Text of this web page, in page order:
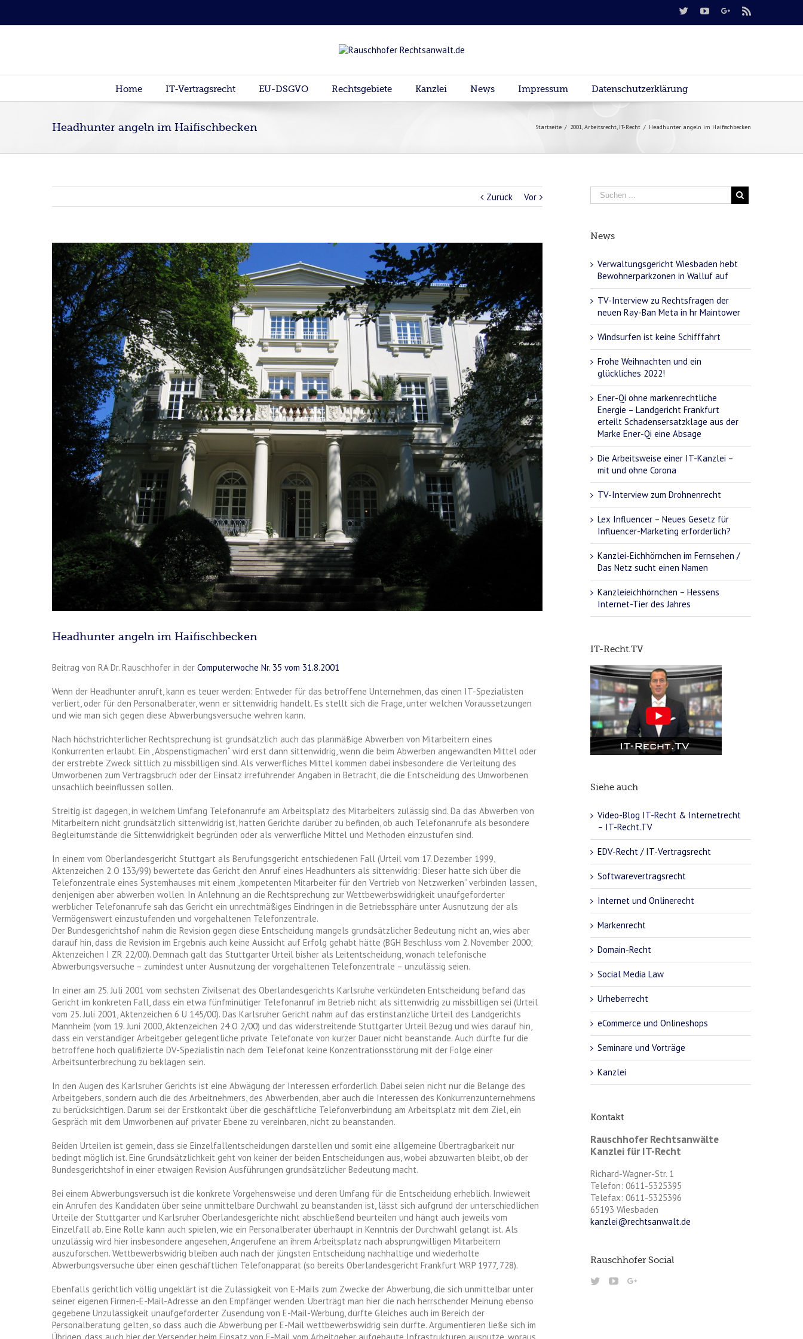
Home IT-Vertragsrecht EU-DSGVO Rechtsgebiete Kanzlei News Impressum Datenschutzerklärung
Headhunter angeln im Haifischbecken Startseite / 2001,Arbeitsrecht, IT-Recht / Headhunter angeln im Haifischbecken
Zurück Vor
Headhunter angeln im Haifischbecken
Beitrag von RA Dr. Rauschhofer in der Computerwoche Nr. 35 vom 31.8.2001
Wenn der Headhunter anruft, kann es teuer werden: Entweder für das betroffene Unternehmen, das einen IT-Spezialisten
verliert, oder für den Personalberater, wenn er sittenwidrig handelt. Es stellt sich die Frage, unter welchen Voraussetzungen
und wie man sich gegen diese Abwerbungsversuche wehren kann.
Nach höchstrichterlicher Rechtsprechung ist grundsätzlich auch das planmäßige Abwerben von Mitarbeitern eines
Konkurrenten erlaubt. Ein „Abspenstigmachen“ wird erst dann sittenwidrig, wenn die beim Abwerben angewandten Mittel oder
der erstrebte Zweck sittlich zu missbilligen sind. Als verwerfliches Mittel kommen dabei insbesondere die Verleitung des
Umworbenen zum Vertragsbruch oder der Einsatz irreführender Angaben in Betracht, die die Entscheidung des Umworbenen
unsachlich beeinflussen sollen.
Streitig ist dagegen, in welchem Umfang Telefonanrufe am Arbeitsplatz des Mitarbeiters zulässig sind. Da das Abwerben von
Mitarbeitern nicht grundsätzlich sittenwidrig ist, hatten Gerichte darüber zu befinden, ob auch Telefonanrufe als besondere
Begleitumstände die Sittenwidrigkeit begründen oder als verwerfliche Mittel und Methoden einzustufen sind.
In einem vom Oberlandesgericht Stuttgart als Berufungsgericht entschiedenen Fall (Urteil vom 17. Dezember 1999,
Aktenzeichen 2 O 133/99) bewertete das Gericht den Anruf eines Headhunters als sittenwidrig: Dieser hatte sich über die
Telefonzentrale eines Systemhauses mit einem „kompetenten Mitarbeiter für den Vertrieb von Netzwerken“ verbinden lassen,
denjenigen aber abwerben wollen. In Anlehnung an die Rechtsprechung zur Wettbewerbswidrigkeit unaufgeforderter
werblicher Telefonanrufe sah das Gericht ein unrechtmäßiges Eindringen in die Betriebssphäre unter Ausnutzung der als
Vermögenswert einzustufenden und vorgehaltenen Telefonzentrale.
Der Bundesgerichtshof nahm die Revision gegen diese Entscheidung mangels grundsätzlicher Bedeutung nicht an, wies aber
darauf hin, dass die Revision im Ergebnis auch keine Aussicht auf Erfolg gehabt hätte (BGH Beschluss vom 2. November 2000;
Aktenzeichen I ZR 22/00). Demnach galt das Stuttgarter Urteil bisher als Leitentscheidung, wonach telefonische
Abwerbungsversuche – zumindest unter Ausnutzung der vorgehaltenen Telefonzentrale – unzulässig seien.
In einer am 25. Juli 2001 vom sechsten Zivilsenat des Oberlandesgerichts Karlsruhe verkündeten Entscheidung befand das
Gericht im konkreten Fall, dass ein etwa fünfminütiger Telefonanruf im Betrieb nicht als sittenwidrig zu missbilligen sei (Urteil
vom 25. Juli 2001, Aktenzeichen 6 U 145/00). Das Karlsruher Gericht nahm auf das erstinstanzliche Urteil des Landgerichts
Mannheim (vom 19. Juni 2000, Aktenzeichen 24 O 2/00) und das widerstreitende Stuttgarter Urteil Bezug und wies darauf hin,
dass ein verständiger Arbeitgeber gelegentliche private Telefonate von kurzer Dauer nicht beanstande. Auch dürfte für die
betroffene hoch qualifizierte DV-Spezialistin nach dem Telefonat keine Konzentrationsstörung mit der Folge einer
Arbeitsunterbrechung zu beklagen sein.
In den Augen des Karlsruher Gerichts ist eine Abwägung der Interessen erforderlich. Dabei seien nicht nur die Belange des
Arbeitgebers, sondern auch die des Arbeitnehmers, des Abwerbenden, aber auch die Interessen des Konkurrenzunternehmens
zu berücksichtigen. Darum sei der Erstkontakt über die geschäftliche Telefonverbindung am Arbeitsplatz mit dem Ziel, ein
Gespräch mit dem Umworbenen auf privater Ebene zu vereinbaren, nicht zu beanstanden.
Beiden Urteilen ist gemein, dass sie Einzelfallentscheidungen darstellen und somit eine allgemeine Übertragbarkeit nur
bedingt möglich ist. Eine Grundsätzlichkeit geht von keiner der beiden Entscheidungen aus, wobei abzuwarten bleibt, ob der
Bundesgerichtshof in einer etwaigen Revision Ausführungen grundsätzlicher Bedeutung macht.
Bei einem Abwerbungsversuch ist die konkrete Vorgehensweise und deren Umfang für die Entscheidung erheblich. Inwieweit
ein Anrufen des Kandidaten über seine unmittelbare Durchwahl zu beanstanden ist, lässt sich aufgrund der unterschiedlichen
Urteile der Stuttgarter und Karlsruher Oberlandesgerichte nicht abschließend beurteilen und hängt auch jeweils vom
Einzelfall ab. Eine Rolle kann auch spielen, wie ein Personalberater überhaupt in Kenntnis der Durchwahl gelangt ist. Als
unzulässig wird hier insbesondere angesehen, Angerufene an ihrem Arbeitsplatz nach absprungwilligen Mitarbeitern
auszuforschen. Wettbewerbswidrig bleiben auch nach der jüngsten Entscheidung nachhaltige und wiederholte
Abwerbungsversuche über einen geschäftlichen Telefonapparat (so bereits Oberlandesgericht Frankfurt WRP 1977, 728).
Ebenfalls gerichtlich völlig ungeklärt ist die Zulässigkeit von E-Mails zum Zwecke der Abwerbung, die sich unmittelbar unter
seiner eigenen Firmen-E-Mail-Adresse an den Empfänger wenden. Überträgt man hier die nach herrschender Meinung ebenso
gegebene Unzulässigkeit unaufgeforderter Zusendung von E-Mail-Werbung, dürfte Gleiches auch im Bereich der
Personalberatung gelten, so dass auch die Abwerbung per E-Mail wettbewerbswidrig sein dürfte. Argumentieren ließe sich im
Übrigen, dass auch hier der Versender beim Einsatz von E-Mail vom Arbeitgeber aufgebaute Infrastrukturen ausnutze, woraus
News
Verwaltungsgericht Wiesbaden hebt
Bewohnerparkzonen in Walluf auf
TV-Interview zu Rechtsfragen der
neuen Ray-Ban Meta in hr Maintower
Windsurfen ist keine Schifffahrt
Frohe Weihnachten und ein
glückliches 2022!
Ener-Qi ohne markenrechtliche
Energie – Landgericht Frankfurt
erteilt Schadensersatzklage aus der
Marke Ener-Qi eine Absage
Die Arbeitsweise einer IT-Kanzlei –
mit und ohne Corona
TV-Interview zum Drohnenrecht
Lex Influencer – Neues Gesetz für
Influencer-Marketing erforderlich?
Kanzlei-Eichhörnchen im Fernsehen /
Das Netz sucht einen Namen
Kanzleieichhörnchen – Hessens
Internet-Tier des Jahres
IT-Recht.TV
Siehe auch
Video-Blog IT-Recht & Internetrecht
– IT-Recht.TV
EDV-Recht / IT-Vertragsrecht
Softwarevertragsrecht
Internet und Onlinerecht
Markenrecht
Domain-Recht
Social Media Law
Urheberrecht
eCommerce und Onlineshops
Seminare und Vorträge
Kanzlei
Kontakt
Rauschhofer Rechtsanwälte
Kanzlei für IT-Recht
Richard-Wagner-Str. 1
Telefon: 0611-5325395
Telefax: 0611-5325396
65193 Wiesbaden
kanzlei@rechtsanwalt.de
Rauschhofer Social